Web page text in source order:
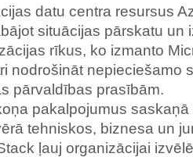
datu centra resursus
situācijas pārskatu un
rīkus, ko izmanto
nodrošināt nepieciešamo
pārvaldības prasībām.
pakalpojumus
tehniskos, biznesa un
ļauj organizācijai